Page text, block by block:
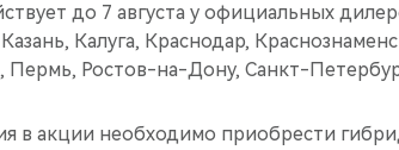
до 7 августа у официальных
Калуга, Краснодар,
Пермь, Ростов-на-Дону, Санкт-
в акции необходимо приобрести